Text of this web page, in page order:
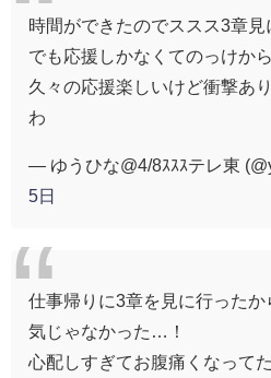
時間ができたのでススス3章見
でも応援しかなくてのっけか
久々の応援楽しいけど衝撃あ
わ
— ゆうひな@4/8ｽｽｽテレ東
5日
仕事帰りに3章を見に行った
気じゃなかった…！
心配しすぎてお腹痛くなって